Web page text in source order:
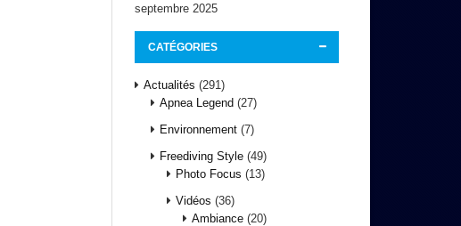
septembre 2025
CATÉGORIES
Actualités (291)
Apnea Legend (27)
Environnement (7)
Freediving Style (49)
Photo Focus (13)
Vidéos (36)
Ambiance (20)